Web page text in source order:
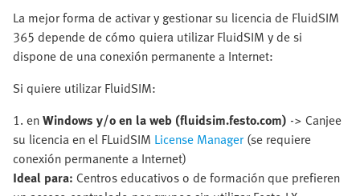
La mejor forma de activar y gestionar su licencia de FluidSIM
365 depende de cómo quiera utilizar FluidSIM y de si
dispone de una conexión permanente a Internet:
Si quiere utilizar FluidSIM:
1. enWindows y/o en la web (fluidsim.festo.com) -> Canjee
su licencia en el FLuidSIM License Manager (se requiere
conexión permanente a Internet)
Ideal para: Centros educativos o de formación que prefieren